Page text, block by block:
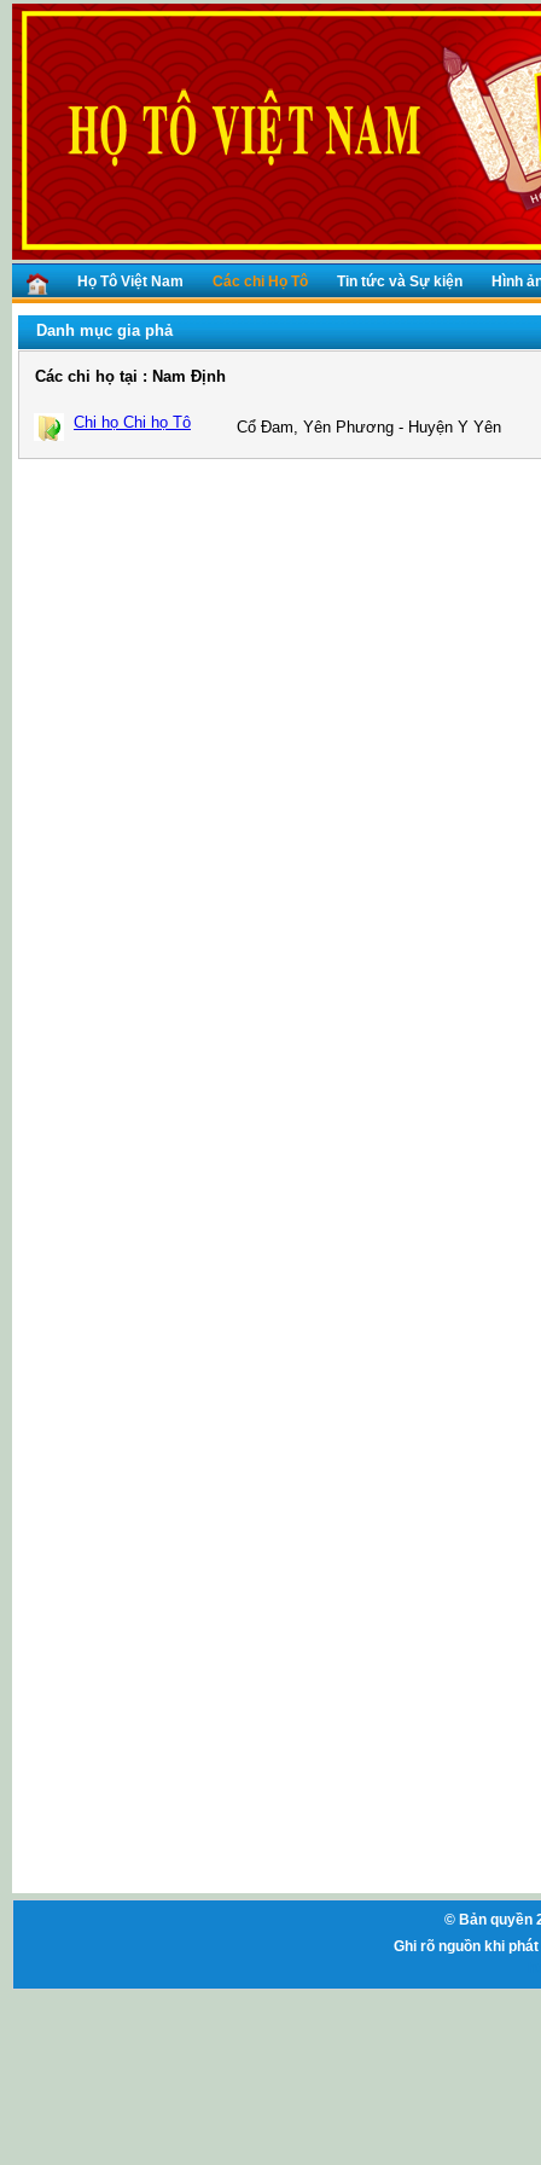
Họ Tô Việt Nam Các chi Họ Tô Tin tức và Sự kiện Hình
Danh mục gia phả
Các chi họ tại : Nam Định
Chi họ Chi họ Tô Cổ Đam, Yên Phương - Huyện Y Yên
© Bản quyền
Ghi rõ nguồn khi